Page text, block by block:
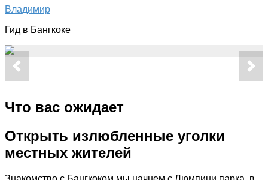
Владимир
Гид в Бангкоке
Что вас ожидает
Открыть излюбленные уголки
местных жителей